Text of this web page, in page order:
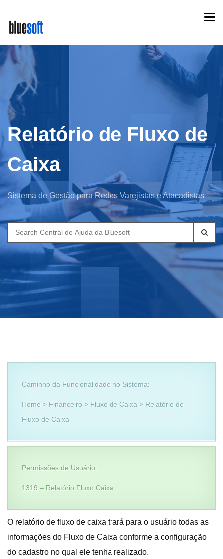
main
content
Relatório de Fluxo de
Caixa
Sistema de Gestão para Redes Varejistas e Atacadistas
Search
for:
Caminho da Funcionalidade no Sistema:
Home > Financeiro > Fluxo de Caixa > Relatório de
Fluxo de Caixa
Permissões de Usuário:
1319 – Relatório Fluxo Caixa
O relatório de fluxo de caixa trará para o usuário todas as
informações do Fluxo de Caixa conforme a configuração
do cadastro no qual ele tenha realizado.